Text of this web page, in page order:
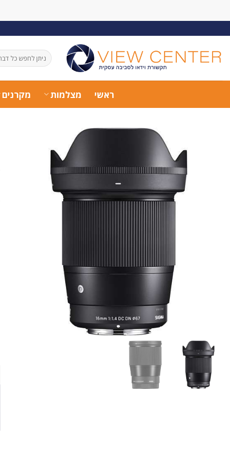
חיפוש
עבור:
ראשי מצלמות מקרנים